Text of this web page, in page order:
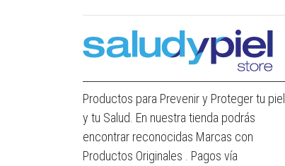
Productos para Prevenir y Proteger tu piel
y tu Salud. En nuestra tienda podrás
encontrar reconocidas Marcas con
Productos Originales . Pagos vía